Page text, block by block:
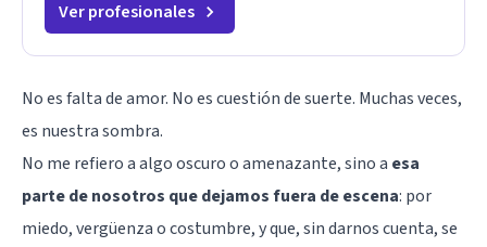
Ver profesionales
No es falta de amor. No es cuestión de suerte. Muchas veces,
es nuestra sombra.
No me refiero a algo oscuro o amenazante, sino a esa
parte de nosotros que dejamos fuera de escena: por
miedo, vergüenza o costumbre, y que, sin darnos cuenta, se